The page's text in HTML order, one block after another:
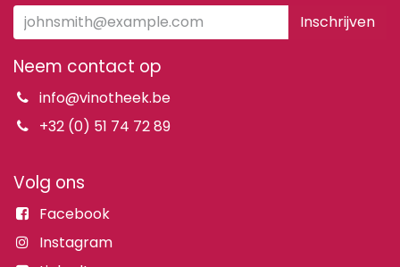
Inschrijven
Neem contact op
info@vinotheek.be
+32 (0) 51 74 72 89
Volg ons
Facebook
Instagram